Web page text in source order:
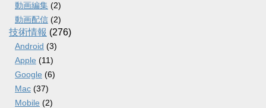
動画編集 (2)
動画配信 (2)
技術情報 (276)
Android (3)
Apple (11)
Google (6)
Mac (37)
Mobile (2)